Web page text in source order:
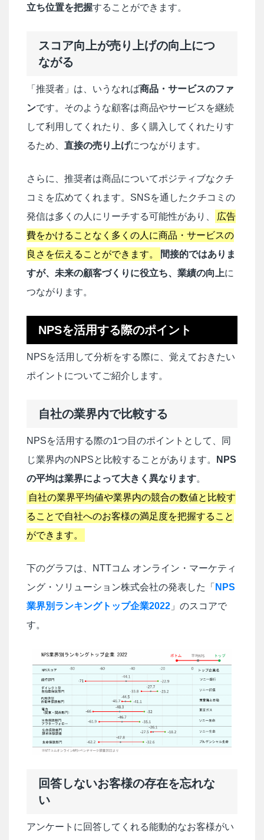
立ち位置を把握することができます。
スコア向上が売り上げの向上につ
ながる
「推奨者」は、いうなれば商品・サービスのファ
ンです。そのような顧客は商品やサービスを継続
して利用してくれたり、多く購入してくれたりす
るため、 直接の売り上げにつながります。
さらに、推奨者は商品についてポジティブなクチ
コミを広めてくれます。SNSを通したクチコミの
発信は多くの人にリーチする可能性があり、
広告
費をかけることなく多くの人に商品・サービスの
良さを伝えることができます。
間接的ではありま
すが、未来の顧客づくりに役立ち、業績の向上に
つながります。
NPSを活用する際のポイント
NPSを活用して分析をする際に、覚えておきたい
ポイントについてご紹介します。
自社の業界内で比較する
NPSを活用する際の1つ目のポイントとして、同
じ業界内のNPSと比較することがあります。
NPS
の平均は業界によって大きく異なります。
自社の業界平均値や業界内の競合の数値と比較す
ることで自社へのお客様の満足度を把握すること
ができます。
下のグラフは、NTTコム オンライン・マーケティ
ング・ソリューション株式会社の発表した「 NPS
業界別ランキングトップ企業2022 」のスコアで
す。
回答しないお客様の存在を忘れな
い
アンケートに回答してくれる能動的なお客様がい